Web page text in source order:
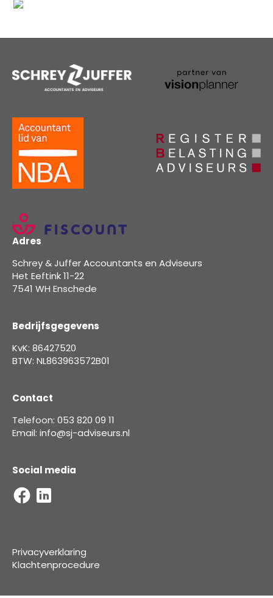
Adres
Schrey & Juffer Accountants en Adviseurs
Het Eeftink 11-22
7541 WH Enschede
Bedrijfsgegevens
KvK: 86427520
BTW: NL863963572B01
Contact
Telefoon: 053 820 09 11
Email: info@sj-adviseurs.nl
Social media
Privacyverklaring
Klachtenprocedure